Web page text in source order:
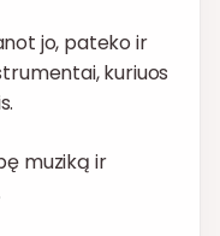
jo, pateko ir
kuriuos
muziką ir